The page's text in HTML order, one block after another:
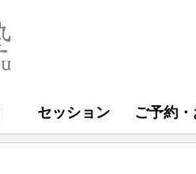
セッション ご予約